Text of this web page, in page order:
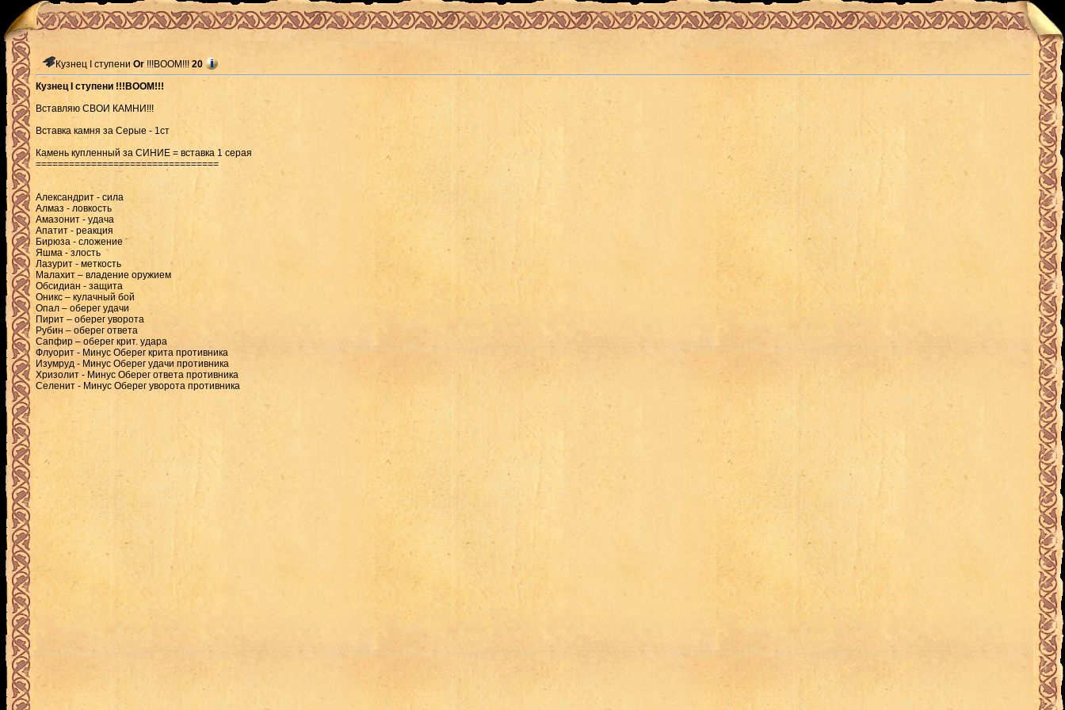
Кузнец I ступени Or !!!BOOM!!! 20
Кузнец I ступени !!!BOOM!!!
Вставляю СВОИ КАМНИ!!!
Вставка камня за Серые - 1ст
Камень купленный за СИНИЕ = вставка 1 серая
=================================
Александрит - сила
Алмаз - ловкость
Амазонит - удача
Апатит - реакция
Бирюза - сложение
Яшма - злость
Лазурит - меткость
Малахит – владение оружием
Обсидиан - защита
Оникс – кулачный бой
Опал – оберег удачи
Пирит – оберег уворота
Рубин – оберег ответа
Сапфир – оберег крит. удара
Флуорит - Минус Оберег крита противника
Изумруд - Минус Оберег удачи противника
Хризолит - Минус Оберег ответа противника
Селенит - Минус Оберег уворота противника